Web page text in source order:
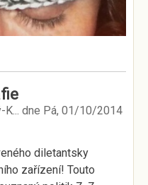
K... dne Pá, 01/10/2014
diletantsky
zařízení! Touto